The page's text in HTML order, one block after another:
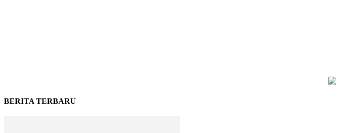
BERITA TERBARU